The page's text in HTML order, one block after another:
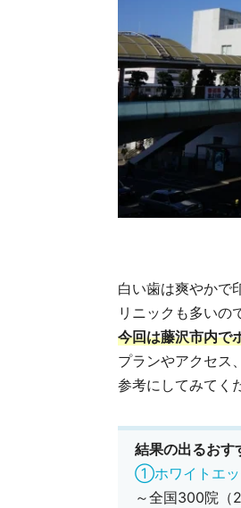
白い歯は爽やかで
リニックも多いの
今回は藤沢市内で
プランやアクセス
参考にしてみてく
結果の出るおす
①ホワイトエッ
～全国300院（